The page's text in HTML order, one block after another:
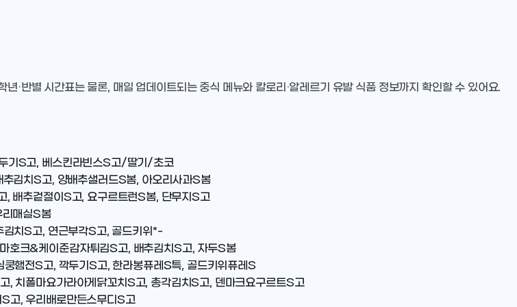
·반별 시간표는 물론, 매일 업데이트되는 중식 메뉴와 칼로리·알레르기 유발 식품 정보까지 확인할 수 있어요.
기S고, 베스킨라빈스S고/딸기/초코
김치S고, 양배추샐러드S봄, 아오리사과S봄
, 배추겉절이S고, 요구르트런S봄, 단무지S고
리매실S봄
치S고, 연근부각S고, 골드키위*-
호크&케이준감자튀김S고, 배추김치S고, 자두S봄
햄전S고, 깍두기S고, 한라봉퓨레S특, 골드키위퓨레S
, 치폴마요가라아게닭꼬치S고, 총각김치S고, 덴마크요구르트S고
고, 우리배로만든스무디S고